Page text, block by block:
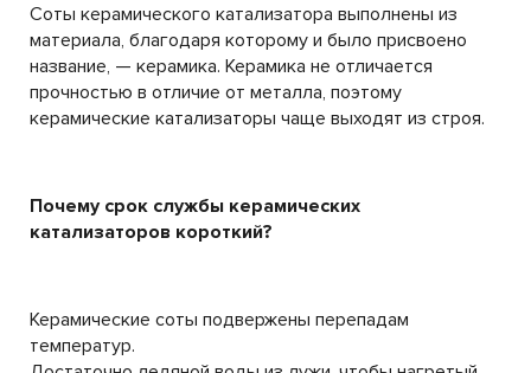
Соты керамического катализатора выполнены из
материала, благодаря которому и было присвоено
название, — керамика. Керамика не отличается
прочностью в отличие от металла, поэтому
керамические катализаторы чаще выходят из строя.
Почему срок службы керамических
катализаторов короткий?
Керамические соты подвержены перепадам
температур.